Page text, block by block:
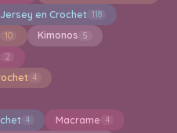
Jersey en Crochet 118
10 Kimonos 5
2
4
4 Macrame 4